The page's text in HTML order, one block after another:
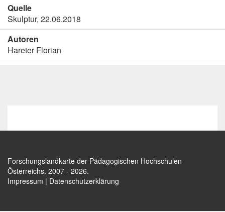
Quelle
Skulptur, 22.06.2018
Autoren
Hareter Florian
Forschungslandkarte der Pädagogischen Hochschulen
Österreichs. 2007 - 2026.
Impressum | Datenschutzerklärung